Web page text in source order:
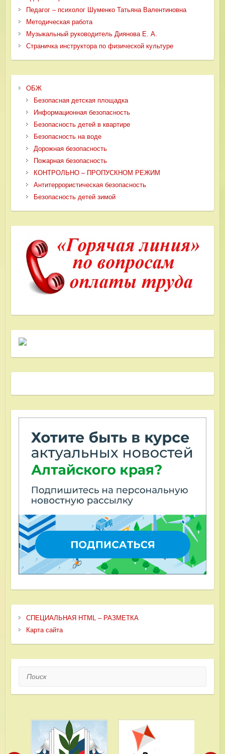
Педагог – психолог Шуменко Татьяна Валентиновна
Методическая работа
Музыкальный руководитель Диянова Е. А.
Страничка инструктора по физической культуре
ОБЖ
Безопасная детская площадка
Информационная безопасность
Безопасность детей в квартире
Безопасность на воде
Дорожная безопасность
Пожарная безопасность
КОНТРОЛЬНО – ПРОПУСКНОМ РЕЖИМ
Антитеррористическая безопасность
Безопасность детей зимой
СПЕЦИАЛЬНАЯ HTML – РАЗМЕТКА
Карта сайта
Поиск